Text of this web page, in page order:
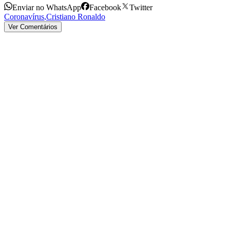
Enviar no WhatsApp Facebook
Twitter
Coronavírus,Cristiano Ronaldo
Ver Comentários